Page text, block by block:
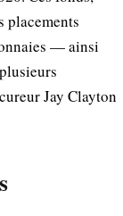
placements
— ainsi
Jay Clayton